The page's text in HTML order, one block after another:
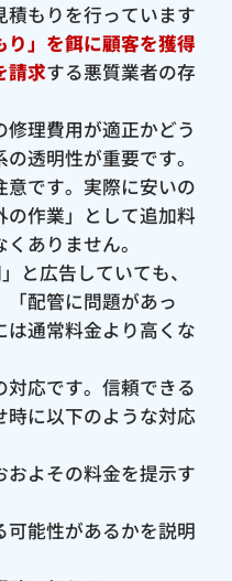
もりを行っています
」を餌に顧客を獲得
請求する悪質業者の存
理費用が適正かどう
透明性が重要です。
意です。実際に安いの
の作業」として追加料
ありません。
と広告していても、
「配管に問題があっ
通常料金より高くな
対応です。信頼できる
時に以下のような対応
よその料金を提示す
可能性があるかを説明